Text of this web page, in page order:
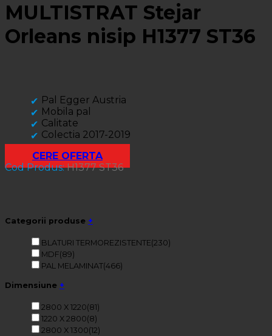
MULTISTRAT Stejar
Orleans nisip H1377 ST36
Pal Egger Austria
Mobila pal
Calitate
Colectia 2017-2019
CERE OFERTA
Cod Produs:H1377 ST36
Categorii produse +
BLATURI TERMOREZISTENTE(230)
MDF(89)
PAL MELAMINAT(466)
Dimensiune +
2800 X 1220(81)
1220 X 2800(8)
2800 X 1300(12)